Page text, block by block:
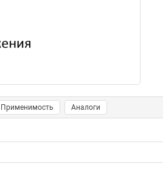
Применимость Аналоги